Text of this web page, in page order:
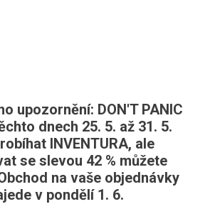
upozornění: DON'T PANIC
dnech 25. 5. až 31. 5.
INVENTURA, ale
se slevou 42 % můžete
na vaše objednávky
v pondělí 1. 6.